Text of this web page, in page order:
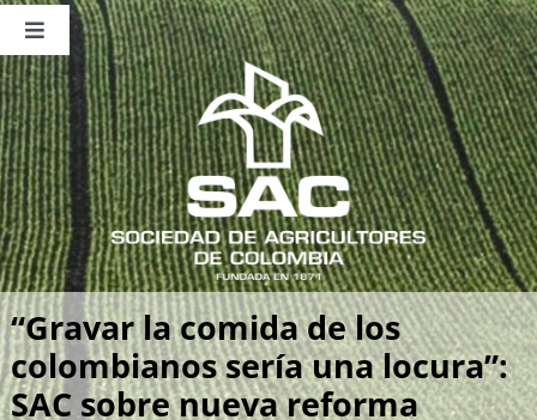
Saltar
contenido
Toggle
Navigation
Nosotros
Publicaciones
Sala de Prensa
Eventos
“Gravar la comida de los
colombianos sería una locura”:
SAC sobre nueva reforma